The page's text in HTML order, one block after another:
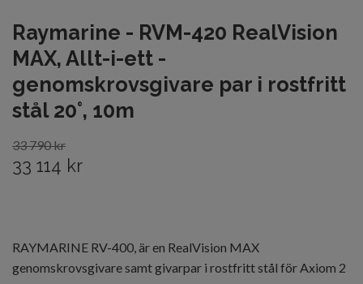
Raymarine - RVM-420 RealVision
MAX, Allt-i-ett -
genomskrovsgivare par i rostfritt
stål 20°, 10m
33 790 kr
33 114 kr
RAYMARINE RV-400, är en RealVision MAX
genomskrovsgivare samt givarpar i rostfritt stål för Axiom 2